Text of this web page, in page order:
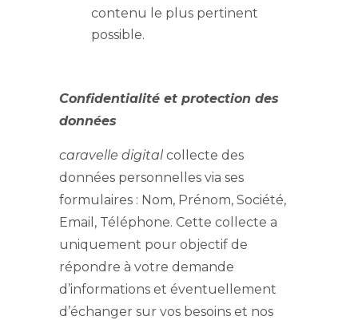
contenu le plus pertinent
possible.
Confidentialité et protection des
données
caravelle digitalcollecte des
données personnelles via ses
formulaires : Nom, Prénom, Société,
Email, Téléphone. Cette collecte a
uniquement pour objectif de
répondre à votre demande
d’informations et éventuellement
d’échanger sur vos besoins et nos